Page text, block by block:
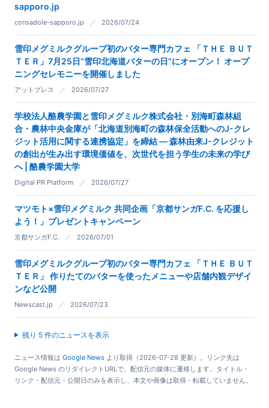
sapporo.jp
consadole-sapporo.jp ／ 2026/07/24
雪印メグミルクグループ初のバター専門カフェ 「ＴＨＥ ＢＵＴ
ＴＥＲ」7月25日“雪印北海道バターの日”にオープン！ オープ
ニングセレモニーを開催しました
アットプレス ／ 2026/07/27
学校法人酪農学園と雪印メグミルク株式会社・別海町森林組
合・農林中央金庫が「北海道別海町の森林保全活動へのJ-クレ
ジット活用に関する連携協定」を締結 ― 森林由来J-クレジット
の創出が生み出す環境価値を、次世代を担う学生の未来の学び
へ | 酪農学園大学
Digital PR Platform ／ 2026/07/27
マツモト×雪印メグミルク 共同企画「京都サンガF.C. を応援し
よう！」プレゼントキャンペーン
京都サンガF.C. ／ 2026/07/01
雪印メグミルクグループ初のバター専門カフェ 「ＴＨＥ ＢＵＴ
ＴＥＲ」 作りたてのバターを使ったメニューや店舗内観デザイ
ンなど公開
Newscast.jp ／ 2026/07/23
残り 5 件のニュースを表示
ニュース情報は Google News より取得（2026-07-28 更新）。リンク先は
Google News のリダイレクトURLで、配信元の媒体に遷移します。タイトル・
リンク・配信元・公開日のみを表示し、本文や画像は取得・転載していません。